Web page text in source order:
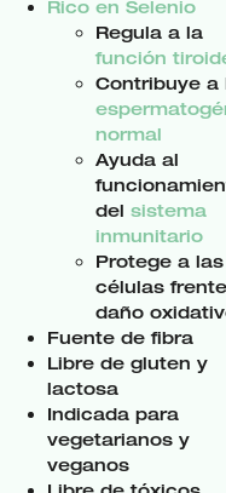
Rico en Selenio
Regula a la
función
Contribuye a
normal
Ayuda al
del sistema
inmunitario
Protege a las
células
daño
Fuente de fibra
Libre de gluten y
lactosa
Indicada para
vegetarianos y
veganos